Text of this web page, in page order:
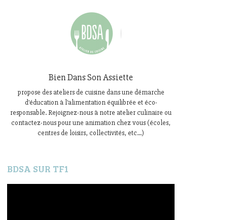
Bien Dans Son Assiette
propose des ateliers de cuisine dans une démarche
d'éducation à l'alimentation équilibrée et éco-
responsable. Rejoignez-nous à notre atelier culinaire ou
contactez-nous pour une animation chez vous (écoles,
centres de loisirs, collectivités, etc...)
BDSA SUR TF1